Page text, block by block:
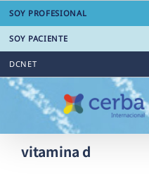
Saltar
contenido
SOY PROFESIONAL
SOY PACIENTE
DCNET
vitamina d